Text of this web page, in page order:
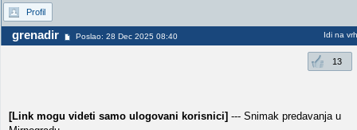
Profil
grenadir Poslao: 28 Dec 2025 08:40 Idi na vrh
13
[Link mogu videti samo ulogovani korisnici] --- Snimak predavanja u